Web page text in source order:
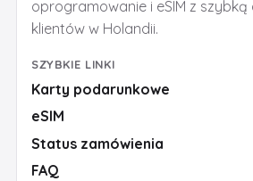
oprogramowanie i eSIM z
klientów w Holandii.
SZYBKIE LINKI
Karty podarunkowe
eSIM
Status zamówienia
FAQ